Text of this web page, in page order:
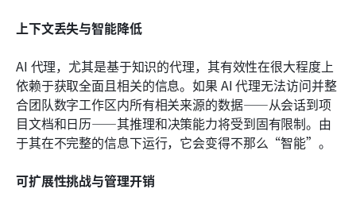
上下文丢失与智能降低
AI 代理，尤其是基于知识的代理，其有效性在很大程度上
依赖于获取全面且相关的信息。如果 AI 代理无法访问并整
合团队数字工作区内所有相关来源的数据——从会话到项
目文档和日历——其推理和决策能力将受到固有限制。由
于其在不完整的信息下运行，它会变得不那么“智能”。
可扩展性挑战与管理开销